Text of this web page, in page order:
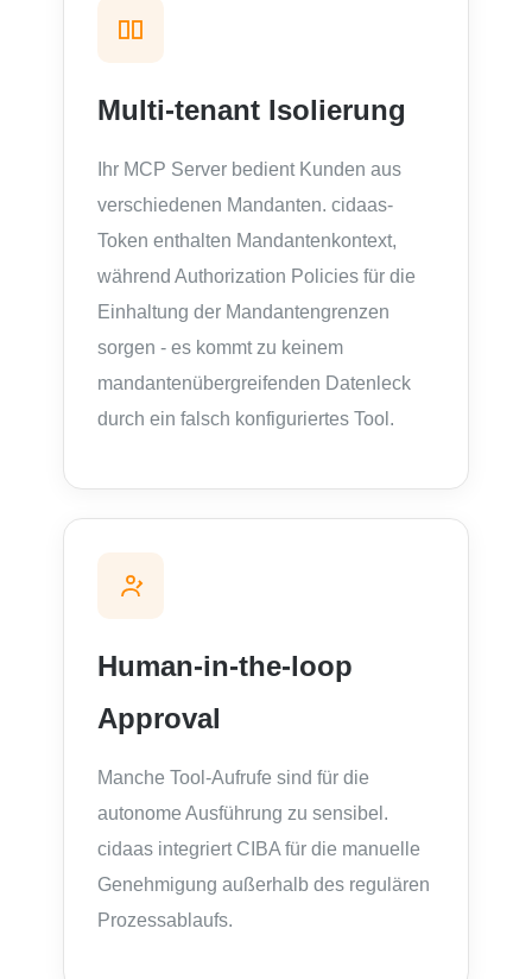
Multi-tenant Isolierung
Ihr MCP Server bedient Kunden aus
verschiedenen Mandanten. cidaas-
Token enthalten Mandantenkontext,
während Authorization Policies für die
Einhaltung der Mandantengrenzen
sorgen - es kommt zu keinem
mandantenübergreifenden Datenleck
durch ein falsch konfiguriertes Tool.
Human-in-the-loop
Approval
Manche Tool-Aufrufe sind für die
autonome Ausführung zu sensibel.
cidaas integriert CIBA für die manuelle
Genehmigung außerhalb des regulären
Prozessablaufs.